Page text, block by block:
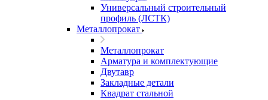
Универсальный строительный
профиль (ЛСТК)
Металлопрокат
Металлопрокат
Арматура и комплектующие
Двутавр
Закладные детали
Квадрат стальной